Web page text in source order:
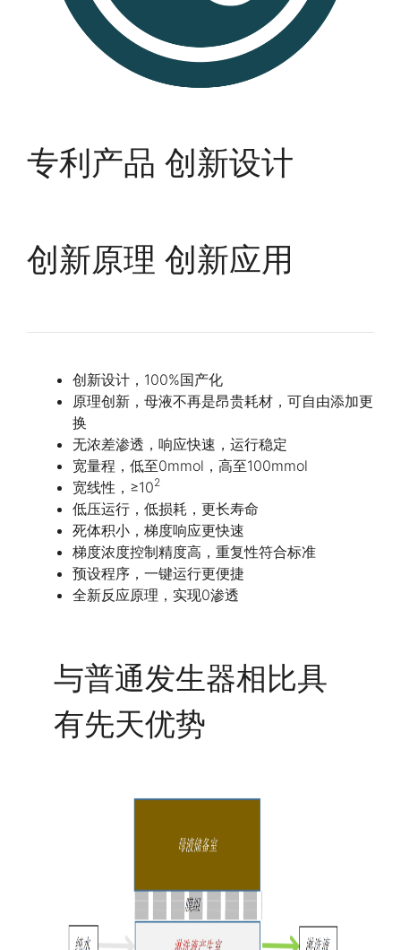
专利产品 创新设计
创新原理 创新应用
创新设计，100%国产化
原理创新，母液不再是昂贵耗材，可自由添加更
换
无浓差渗透，响应快速，运行稳定
宽量程，低至0mmol，高至100mmol
宽线性，≥102
低压运行，低损耗，更长寿命
死体积小，梯度响应更快速
梯度浓度控制精度高，重复性符合标准
预设程序，一键运行更便捷
全新反应原理，实现0渗透
与普通发生器相比具
有先天优势